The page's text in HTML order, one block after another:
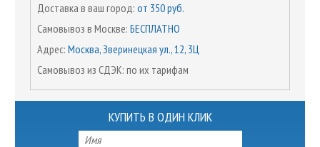
Доставка в ваш город: от 350 руб.
Самовывоз в Москве: БЕСПЛАТНО
Адрес: Москва, Зверинецкая ул., 12, 3Ц
Самовывоз из СДЭК: по их тарифам
КУПИТЬ В ОДИН КЛИК